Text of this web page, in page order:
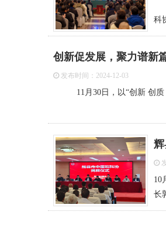
科
创新促发展，聚力谱新
发布时间：2024-12-03
11月30日，以“创新 创质
10
长